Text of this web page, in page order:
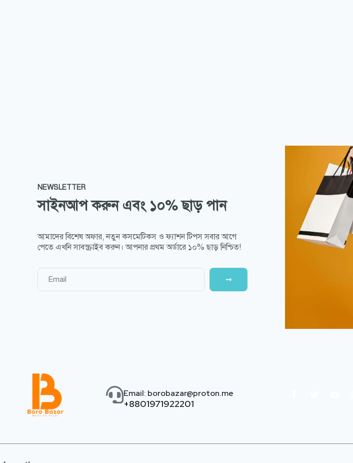
NEWSLETTER
সাইনআপ করুন এবং ১০% ছাড় পান
আমাদের বিশেষ অফার, নতুন কসমেটিকস ও ফ্যাশন টিপস সবার আগে
পেতে এখনি সাবস্ক্রাইব করুন। আপনার প্রথম অর্ডারে ১০% ছাড় নিশ্চিত!
Email: borobazar@proton.me
+8801971922201